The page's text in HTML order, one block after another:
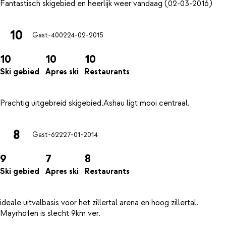
10 Gast-400224-02-2015
10
Ski gebied
10
Apres ski
10
Restaurants
8 Gast-62227-01-2014
9
Ski gebied
7
Apres ski
8
Restaurants
ideale uitvalbasis voor het zillertal arena en hoog zillertal.
Mayrhofen is slecht 9km ver.